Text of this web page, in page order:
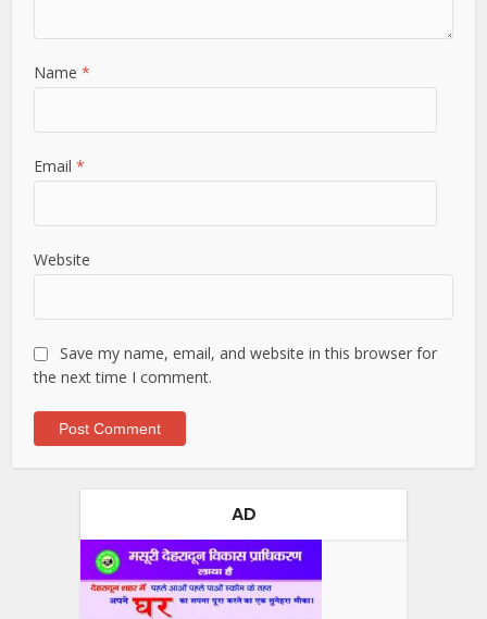
Name*
Email*
Website
Save my name, email, and website in this browser for
the next time I comment.
AD